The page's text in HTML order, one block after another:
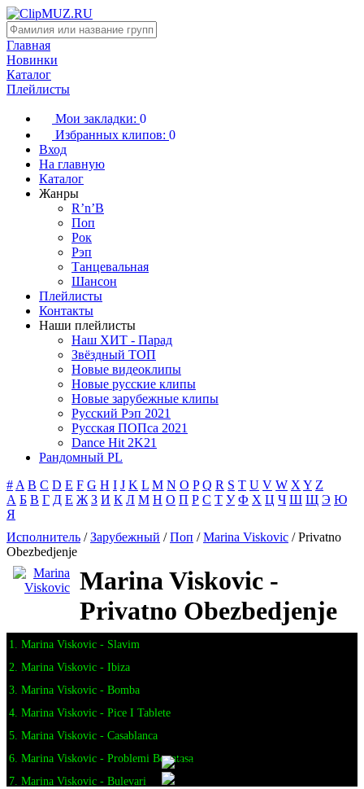
Главная
Новинки
Каталог
Плейлисты
Мои закладки: 0
Избранных клипов: 0
Вход
На главную
Каталог
Жанры
R’n’B
Поп
Рок
Рэп
Танцевальная
Шансон
Плейлисты
Контакты
Наши плейлисты
Наш ХИТ - Парад
Звёздный ТОП
Новые видеоклипы
Новые русские клипы
Новые зарубежные клипы
Русский Рэп 2021
Русская ПОПса 2021
Dance Hit 2K21
Рандомный PL
# A B C D E F G H I J K L M N O P Q R S T U V W X Y Z
А Б В Г Д Е Ж З И К Л М Н О П Р С Т У Ф Х Ц Ч Ш Щ Э Ю
Я
Исполнитель /Зарубежный /Поп /Marina Viskovic / Privatno
Obezbedjenje
Marina Viskovic -
Privatno Obezbedjenje
1. Marina Viskovic - Slavim
2. Marina Viskovic - Ibiza
3. Marina Viskovic - Bomba
4. Marina Viskovic - Pice I Tablete
5. Marina Viskovic - Casablanca
6. Marina Viskovic - Problemi Bogatasa
7. Marina Viskovic - Bulevari